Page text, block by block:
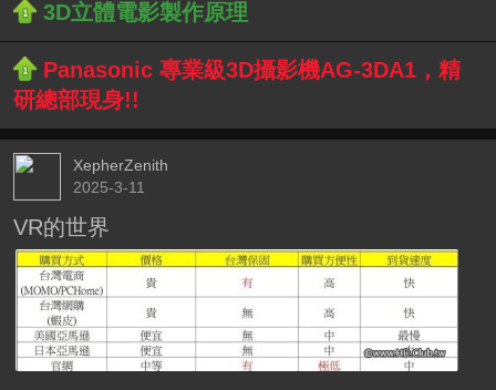
3D立體電影製作原理
Panasonic 專業級3D攝影機AG-3DA1，精
研總部現身!!
XepherZenith
2025-3-11
VR的世界